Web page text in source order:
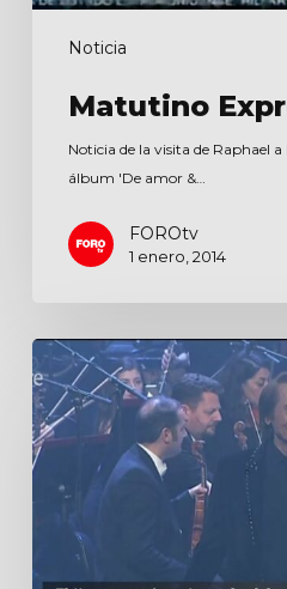
Noticia
Matutino
Noticia de la visita de Raphael
álbum 'De amor &…
FOROtv
1 enero, 2014
Corazón